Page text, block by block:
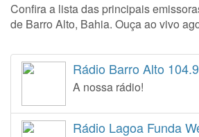
Confira a lista das principais
de Barro Alto, Bahia. Ouça ao vivo
Rádio Barro Alto
A nossa rádio!
Rádio Lagoa Funda